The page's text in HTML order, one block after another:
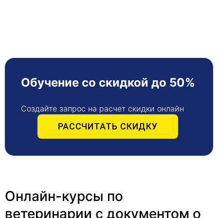
Обучение со скидкой до 50%
Создайте запрос на расчет скидки онлайн
РАССЧИТАТЬ СКИДКУ
Онлайн-курсы по
ветеринарии с документом о